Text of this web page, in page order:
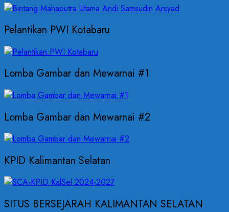
Pelantikan PWI Kotabaru
Lomba Gambar dan Mewarnai #1
Lomba Gambar dan Mewarnai #2
KPID Kalimantan Selatan
SITUS BERSEJARAH KALIMANTAN SELATAN